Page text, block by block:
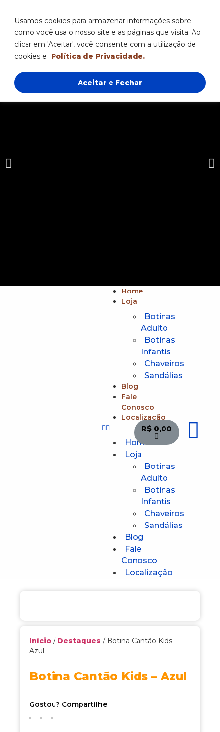
Usamos cookies para armazenar informações sobre
como você usa o nosso site e as páginas que visita. Ao
clicar em 'Aceitar', você consente com a utilização de
cookies e
Política de Privacidade.
Aceitar e Fechar
Home
Loja
Botinas
Adulto
Botinas
Infantis
Chaveiros
Sandálias
Blog
Fale
Conosco
Localização
Home
Loja
Botinas
Adulto
Botinas
Infantis
Chaveiros
Sandálias
Blog
Fale
Conosco
Localização
R$0,00
Início / Destaques / Botina Cantão Kids –
Azul
Botina Cantão Kids – Azul
Gostou? Compartilhe